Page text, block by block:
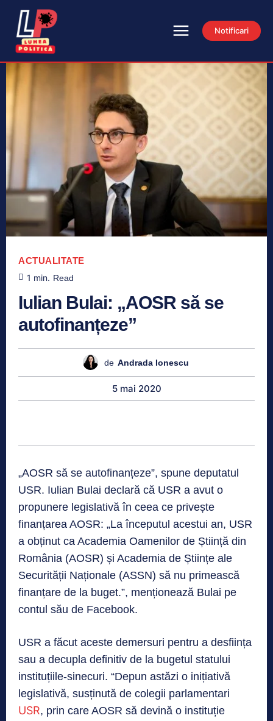
Notificari
ACTUALITATE
1 min. Read
Iulian Bulai: „AOSR să se
autofinanțeze”
de Andrada Ionescu
5 mai 2020
„AOSR să se autofinanțeze”, spune deputatul
USR. Iulian Bulai declară că USR a avut o
propunere legislativă în ceea ce privește
finanțarea AOSR: „La începutul acestui an, USR
a obținut ca Academia Oamenilor de Știință din
România (AOSR) și Academia de Științe ale
Securității Naționale (ASSN) să nu primească
finanțare de la buget.”, menționează Bulai pe
contul său de Facebook.
USR a făcut aceste demersuri pentru a desființa
sau a decupla definitiv de la bugetul statului
instituțiile-sinecuri. “Depun astăzi o inițiativă
legislativă, susținută de colegii parlamentari
USR, prin care AOSR să devină o instituție